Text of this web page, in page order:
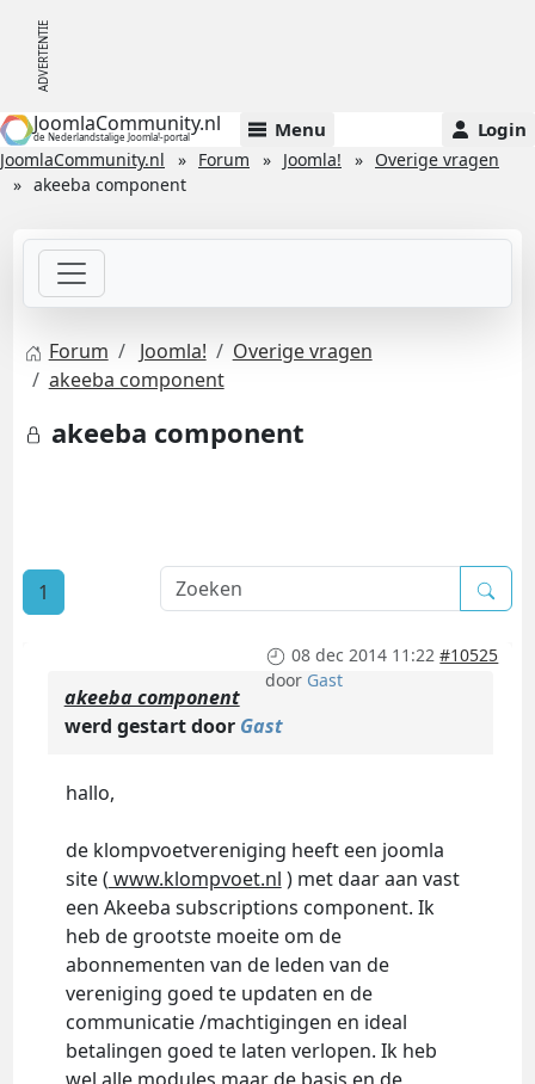
JoomlaCommunity.nl
de Nederlandstalige Joomla!-portal Menu Login
JoomlaCommunity.nl Forum Joomla!
Overige vragen
akeeba component
Forum Joomla!
Overige vragen
akeeba component
akeeba component
1
08 dec 2014 11:22 #10525
door Gast
akeeba component
werd gestart door Gast
hallo,
de klompvoetvereniging heeft een joomla
site ( www.klompvoet.nl ) met daar aan vast
een Akeeba subscriptions component. Ik
heb de grootste moeite om de
abonnementen van de leden van de
vereniging goed te updaten en de
communicatie /machtigingen en ideal
betalingen goed te laten verlopen. Ik heb